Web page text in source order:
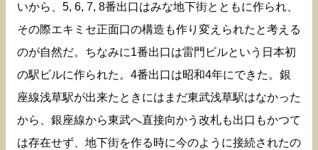
いから、5, 6, 7, 8番出口はみな地下街とともに作られ、
その際エキミセ正面口の構造も作り変えられたと考える
のが自然だ。ちなみに1番出口は雷門ビルという日本初
の駅ビルに作られた。4番出口は昭和4年にできた。銀
座線浅草駅が出来たときにはまだ東武浅草駅はなかった
から、銀座線から東武へ直接向かう改札も出口もかつて
は存在せず、地下街を作る時に今のように接続されたの